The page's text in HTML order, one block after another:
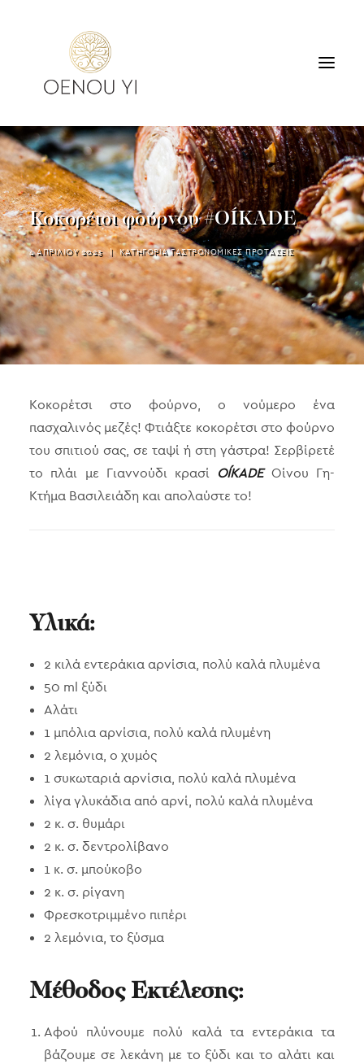
ΟΙΝΟΠΟΙΕΙΟ
ΠΡΟΪΟΝΤΑ
ΠΕΡΙΗΓΗΣΕΙΣ & ΓΕΥΣΙΓΝΩΣΙΑ
ΔΙΑΜΟΝΗ
ΕΠΙΚΟΙΝΩΝΙΑ
SEARCH
Κοκορέτσι φούρνου #OÍKADE
4 ΑΠΡΙΛΙΟΥ 2023 | ΚΑΤΗΓΟΡΙΑΓΑΣΤΡΟΝΟΜΙΚΕΣ ΠΡΟΤΑΣΕΙΣ
Κοκορέτσι στο φούρνο, ο νούμερο ένα
πασχαλινός μεζές! Φτιάξτε κοκορέτσι στο φούρνο
του σπιτιού σας, σε ταψί ή στη γάστρα! Σερβίρετέ
το πλάι με Γιαννούδι κρασί OÍKADE Οίνου Γη-
Κτήμα Βασιλειάδη και απολαύστε το!
Υλικά:
2 κιλά εντεράκια αρνίσια, πολύ καλά πλυμένα
50 ml ξύδι
Αλάτι
1 μπόλια αρνίσια, πολύ καλά πλυμένη
2 λεμόνια, ο χυμός
1 συκωταριά αρνίσια, πολύ καλά πλυμένα
λίγα γλυκάδια από αρνί, πολύ καλά πλυμένα
2 κ. σ. θυμάρι
2 κ. σ. δεντρολίβανο
1 κ. σ. μπούκοβο
2 κ. σ. ρίγανη
Φρεσκοτριμμένο πιπέρι
2 λεμόνια, το ξύσμα
Μέθοδος Εκτέλεσης:
Αφού πλύνουμε πολύ καλά τα εντεράκια τα
βάζουμε σε λεκάνη με το ξύδι και το αλάτι και